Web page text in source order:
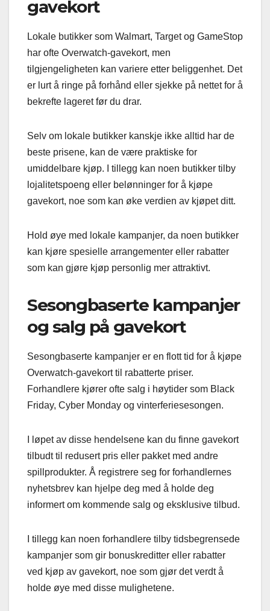
gavekort
Lokale butikker som Walmart, Target og GameStop
har ofte Overwatch-gavekort, men
tilgjengeligheten kan variere etter beliggenhet. Det
er lurt å ringe på forhånd eller sjekke på nettet for å
bekrefte lageret før du drar.
Selv om lokale butikker kanskje ikke alltid har de
beste prisene, kan de være praktiske for
umiddelbare kjøp. I tillegg kan noen butikker tilby
lojalitetspoeng eller belønninger for å kjøpe
gavekort, noe som kan øke verdien av kjøpet ditt.
Hold øye med lokale kampanjer, da noen butikker
kan kjøre spesielle arrangementer eller rabatter
som kan gjøre kjøp personlig mer attraktivt.
Sesongbaserte kampanjer
og salg på gavekort
Sesongbaserte kampanjer er en flott tid for å kjøpe
Overwatch-gavekort til rabatterte priser.
Forhandlere kjører ofte salg i høytider som Black
Friday, Cyber Monday og vinterferiesesongen.
I løpet av disse hendelsene kan du finne gavekort
tilbudt til redusert pris eller pakket med andre
spillprodukter. Å registrere seg for forhandlernes
nyhetsbrev kan hjelpe deg med å holde deg
informert om kommende salg og eksklusive tilbud.
I tillegg kan noen forhandlere tilby tidsbegrensede
kampanjer som gir bonuskreditter eller rabatter
ved kjøp av gavekort, noe som gjør det verdt å
holde øye med disse mulighetene.